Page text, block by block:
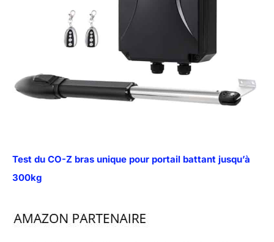
Test du CO-Z bras unique pour portail battant jusqu’à
300kg